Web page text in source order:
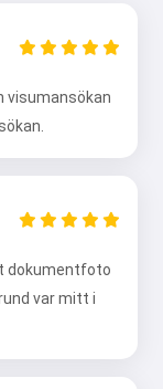
visumansökan
dokumentfoto
var mitt i